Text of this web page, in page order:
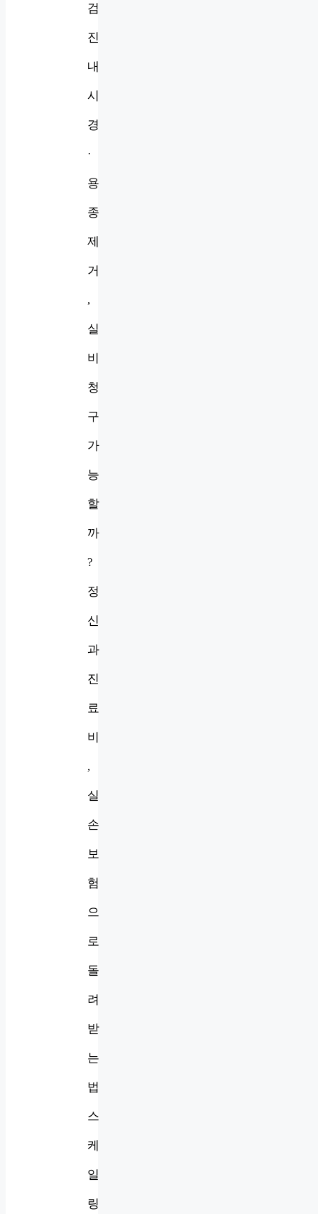
검
진
내
시
경
·
용
종
제
거
,
실
비
청
구
가
능
할
까
?
정
신
과
진
료
비
,
실
손
보
험
으
로
돌
려
받
는
법
스
케
일
링